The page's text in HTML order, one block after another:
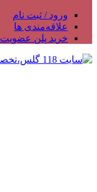
ورود / ثبت نام
علاقه‌مندی ها
خرید پلن عضویت